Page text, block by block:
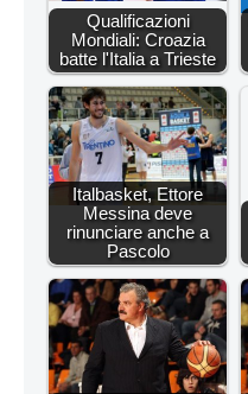
Qualificazioni
Mondiali: Croazia
batte l'Italia a Trieste
Italbasket, Ettore
Messina deve
rinunciare anche a
Pascolo